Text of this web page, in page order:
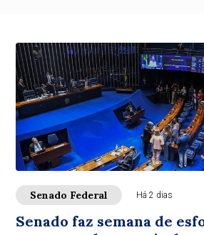
Senado Federal Há 2 dias
Senado faz semana de